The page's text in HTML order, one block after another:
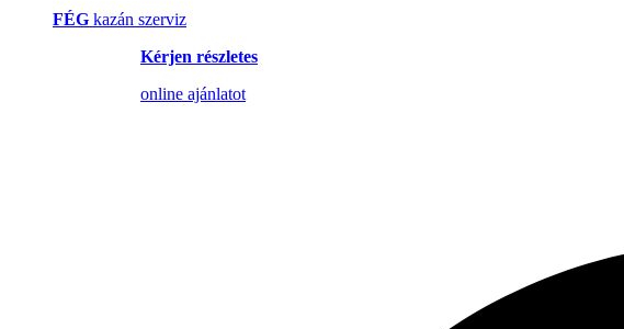
FÉG kazán szerviz
Kérjen részletes
online ajánlatot